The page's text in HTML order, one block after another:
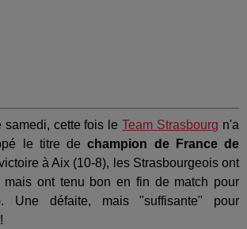
samedi, cette fois leTeam Strasbourg n'a
le titre dechampion de France de
à Aix (10-8), les Strasbourgeois ont
mais ont tenu bon en fin de match pour
Une défaite, mais "suffisante" pour